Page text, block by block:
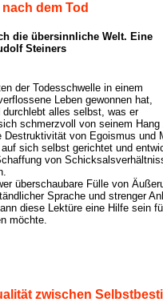
dem Tod
die übersinnliche Welt. Eine
Steiners
der Todesschwelle in einem
Leben gewonnen hat,
alles selbst, was er
schmerzvoll von seinem Hang
Destruktivität von Egoismus und
sich selbst gerichtet und
von
überschaubare Fülle von
Sprache und strenger
diese Lektüre eine Hilfe sein
möchte.
zwischen